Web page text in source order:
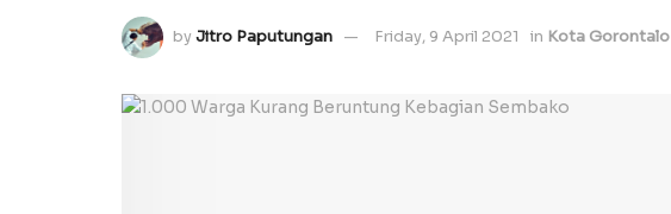
byJitro Paputungan Friday, 9 April 2021 in Kota Gorontalo